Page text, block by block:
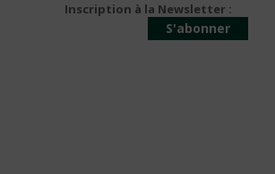
Inscription à la Newsletter :
S'abonner